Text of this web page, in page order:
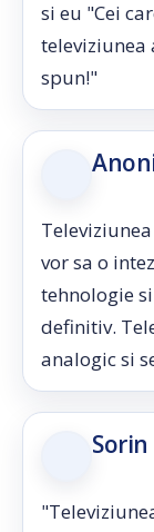
si eu "Cei
televiziunea
spun!"
vor sa o
tehnologie
definitiv.
analogic si
Sorin